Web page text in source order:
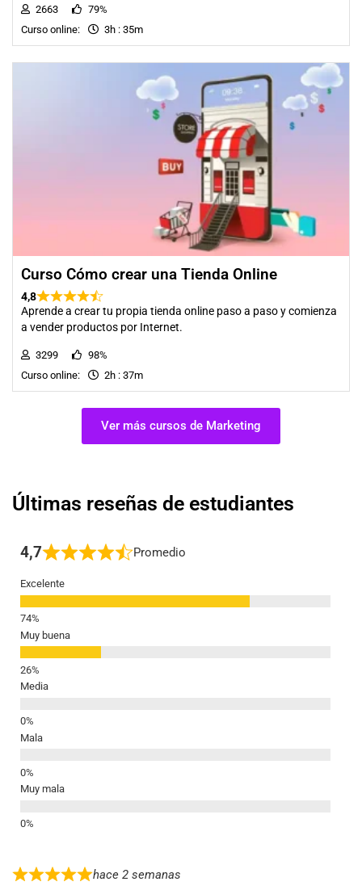
2663
79%
Curso online:
3h : 35m
Curso Cómo crear una Tienda Online
4,8
Aprende a crear tu propia tienda online paso a paso y comienza
a vender productos por Internet.
3299
98%
Curso online:
2h : 37m
Ver más cursos de Marketing
Últimas reseñas de estudiantes
4,7 Promedio
Excelente
Muy buena
Media
Mala
Muy mala
hace 2 semanas